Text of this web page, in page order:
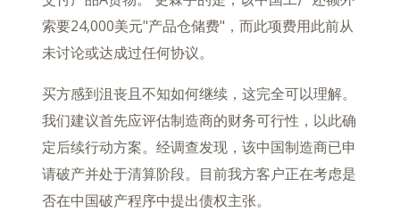
索要24,000美元"产品仓储费"，而此项费用此前从
未讨论或达成过任何协议。
买方感到沮丧且不知如何继续，这完全可以理解。
我们建议首先应评估制造商的财务可行性，以此确
定后续行动方案。经调查发现，该中国制造商已申
请破产并处于清算阶段。目前我方客户正在考虑是
否在中国破产程序中提出债权主张。